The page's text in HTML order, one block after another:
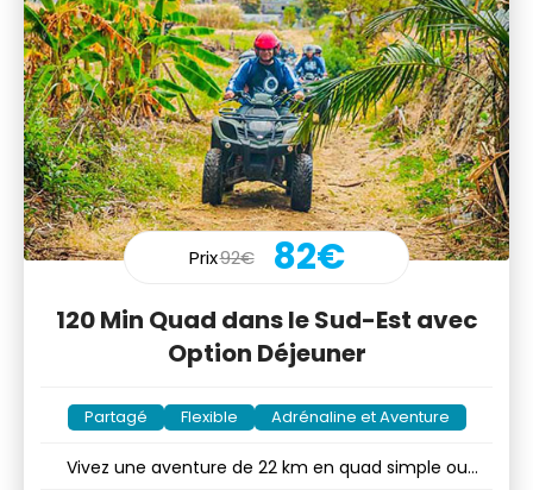
Prix92€ 82€
120 Min Quad dans le Sud-Est avec
Option Déjeuner
Partagé Flexible Adrénaline et Aventure
Vivez une aventure de 22 km en quad simple ou